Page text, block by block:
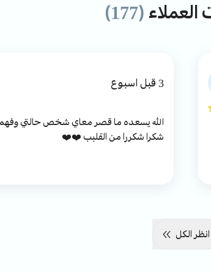
(177)
3 قبل اسبوع
شكرا شكررا من القلبب ❤️❤️
انظر الكل